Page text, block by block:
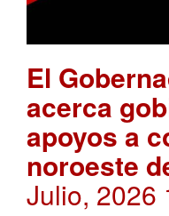
El
acerca
apoyos a
noroeste
Julio, 2026